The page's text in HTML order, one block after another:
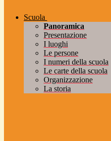
Scuola
Panoramica
Presentazione
I luoghi
Le persone
I numeri della scuola
Le carte della scuola
Organizzazione
La storia